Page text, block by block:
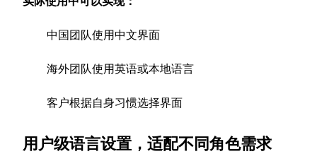
中国团队使用中文界面
海外团队使用英语或本地语言
客户根据自身习惯选择界面
用户级语言设置，适配不同角色需求